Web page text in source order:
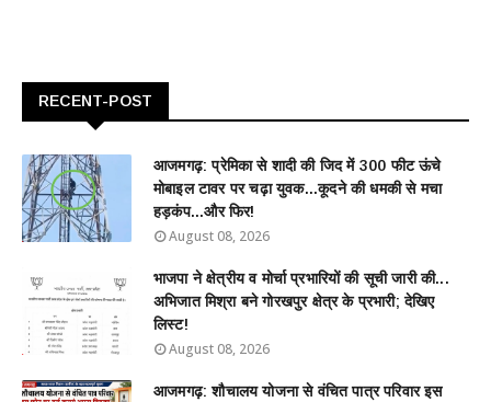
RECENT-POST
आजमगढ़: प्रेमिका से शादी की जिद में 300 फीट ऊंचे
मोबाइल टावर पर चढ़ा युवक...कूदने की धमकी से मचा
हड़कंप...और फिर!
August 08, 2026
भाजपा ने क्षेत्रीय व मोर्चा प्रभारियों की सूची जारी की...
अभिजात मिश्रा बने गोरखपुर क्षेत्र के प्रभारी; देखिए
लिस्ट!
August 08, 2026
आजमगढ़: शौचालय योजना से वंचित पात्र परिवार इस